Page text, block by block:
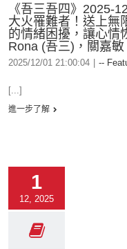
《吾三吾四》2025-
大火罹難者！送上無
的情緒困擾，讓心情
Rona (吾三)，關嘉
2025/12/01 21:00:04 --
[...]
進一步了解
1
12, 2025